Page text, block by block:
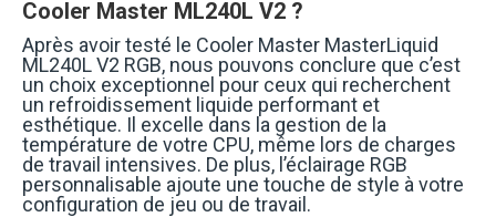
Cooler Master ML240L V2 ?
Après avoir testé le Cooler Master MasterLiquid
ML240L V2 RGB, nous pouvons conclure que c’est
un choix exceptionnel pour ceux qui recherchent
un refroidissement liquide performant et
esthétique. Il excelle dans la gestion de la
température de votre CPU, même lors de charges
de travail intensives. De plus, l’éclairage RGB
personnalisable ajoute une touche de style à votre
configuration de jeu ou de travail.